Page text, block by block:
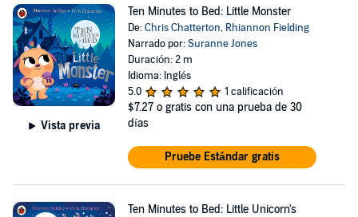
Vista previa
Ten Minutes to Bed: Little Monster
De:Chris Chatterton, Rhiannon Fielding
Narrado por:Suranne Jones
Duración: 2 m
Idioma: Inglés
5.0
1 calificación
$7.27 o gratis con una prueba de 30
días
Pruebe Estándar gratis
Ten Minutes to Bed: Little Unicorn's